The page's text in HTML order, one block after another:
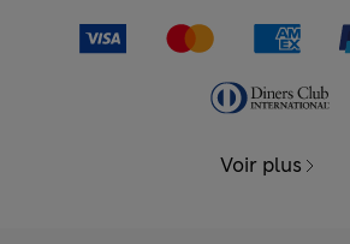
Voir plus